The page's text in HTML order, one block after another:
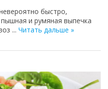
быстро,
и румяная выпечка
... Читать дальше »